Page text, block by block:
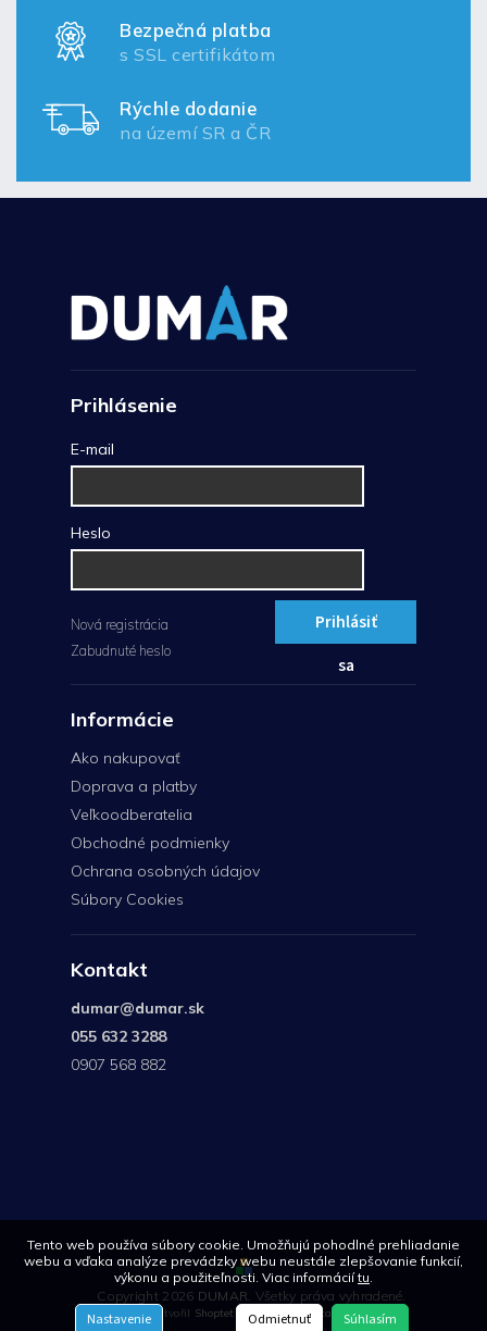
Tento web používa súbory cookie. Umožňujú pohodlné prehliadanie
webu a vďaka analýze prevádzky webu neustále zlepšovanie funkcií,
výkonu a použiteľnosti. Viac informáciítu.
Nastavenie Odmietnuť Súhlasím
Bezpečná platba
s SSL certifikátom
Rýchle dodanie
na území SR a ČR
Prihlásenie
E-mail
Heslo
Prihlásiť
sa
Nová registrácia
Zabudnuté heslo
Informácie
Ako nakupovať
Doprava a platby
Veľkoodberatelia
Obchodné podmienky
Ochrana osobných údajov
Súbory Cookies
Kontakt
dumar@dumar.sk
055 632 3288
0907 568 882
Copyright 2026 DUMAR . Všetky práva vyhradené.
Vytvořil Shoptet | Design Shoptetak.cz
568